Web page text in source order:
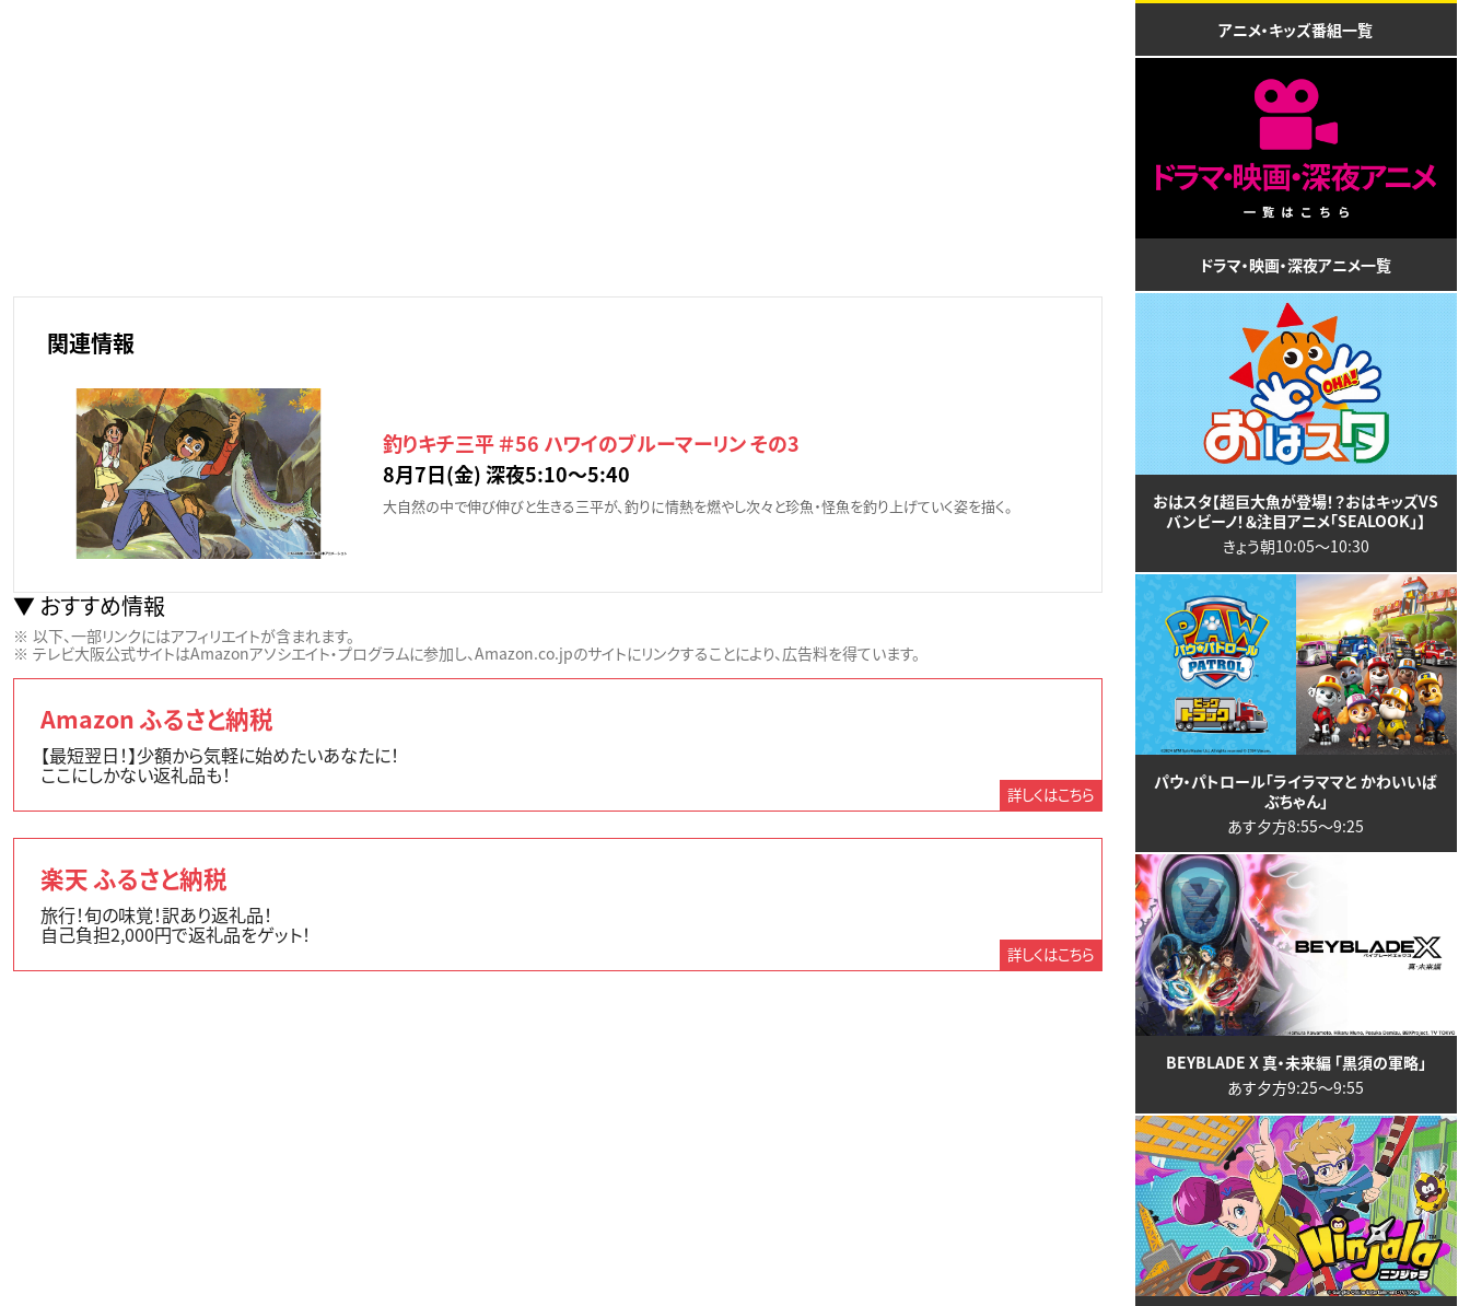
関連情報
釣りキチ三平 ＃56 ハワイのブルーマーリン その3
8月7日(金) 深夜5:10〜5:40
大自然の中で伸び伸びと生きる三平が、釣りに情熱を燃やし次々と珍魚・怪魚を釣り上げていく姿を描く。
おすすめ情報
以下、一部リンクにはアフィリエイトが含まれます。
テレビ大阪公式サイトはAmazonアソシエイト・プログラムに参加し、Amazon.co.jpのサイトにリンクすることにより、広告料を得ています。
Amazon ふるさと納税
【最短翌日！】少額から気軽に始めたいあなたに！
ここにしかない返礼品も！
詳しくはこちら
楽天 ふるさと納税
旅行！旬の味覚！訳あり返礼品！
自己負担2,000円で返礼品をゲット！
詳しくはこちら
アニメ・キッズ番組一覧
ドラマ・映画・深夜アニメ一覧
おはスタ【超巨大魚が登場！？おはキッズVS
バンビーノ！＆注目アニメ「SEALOOK」】
きょう朝10:05〜10:30
パウ・パトロール「ライラママと かわいいば
ぶちゃん」
あす夕方8:55〜9:25
BEYBLADE X 真・未来編 「黒須の軍略」
あす夕方9:25〜9:55